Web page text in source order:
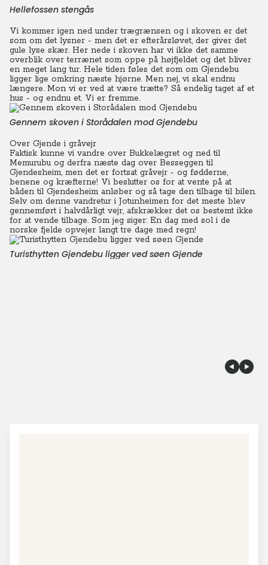
Hellefossen stengås
Vi kommer igen ned under trægrænsen og i skoven er det
som om det lysner - men det er efterårsløvet, der giver det
gule lyse skær. Her nede i skoven har vi ikke det samme
overblik over terrænet som oppe på højfjeldet og det bliver
en meget lang tur. Hele tiden føles det som om Gjendebu
ligger lige omkring næste hjørne. Men nej, vi skal endnu
længere. Mon vi er ved at være trætte? Så endelig taget af et
hus - og endnu et. Vi er fremme.
Gennem skoven i Storådalen mod Gjendebu
Over Gjende i gråvejr
Faktisk kunne vi vandre over Bukkelægret og ned til
Memurubu og derfra næste dag over Besseggen til
Gjendesheim, men det er fortsat gråvejr - og fødderne,
benene og kræfterne! Vi beslutter os for at vente på at
båden til Gjendesheim anløber og så tage den tilbage til bilen.
Selv om denne vandretur i Jotunheimen for det meste blev
gennemført i halvdårligt vejr, afskrækker det os bestemt ikke
for at vende tilbage. Som jeg siger: En dag med sol i de
norske fjelde opvejer langt tre dage med regn!
Turisthytten Gjendebu ligger ved søen Gjende